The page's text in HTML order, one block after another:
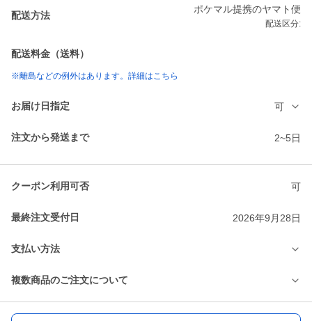
配送方法
ポケマル提携のヤマト便
配送区分:
配送料金（送料）
※離島などの例外はあります。詳細はこちら
お届け日指定 可
注文から発送まで 2~5日
クーポン利用可否 可
最終注文受付日 2026年9月28日
支払い方法
複数商品のご注文について